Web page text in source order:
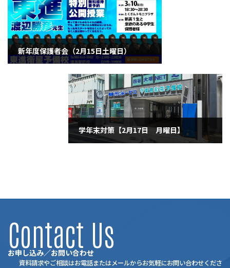
新年度保護者会（2月15日土曜日）
学年末対策【2月17日 月曜日】
お申し込み／お問い合わせ
Contact Us
資料請求やご相談はお電話またはメールからお気軽にお問い合わせくださ